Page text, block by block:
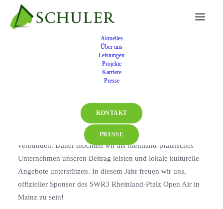
Aktuelles
Über uns
Leistungen
Projekte
Karriere
Presse
KONTAKT
PRESSE
Schuler sponsert das SWR3
Rheinland-Pfalz Open Air 2023
Seit über 50 Jahren liegt der Hauptsitz der Schuler Service
Group im Rhein-Main-Gebiet, in Klein-Winternheim bei
Mainz. Genauso lange fühlen wir uns mit der Region
verbunden. Daher möchten wir als rheinland-pfälzisches
Unternehmen unseren Beitrag leisten und lokale kulturelle
Angebote unterstützen. In diesem Jahr freuen wir uns,
offizieller Sponsor des SWR3 Rheinland-Pfalz Open Air in
Mainz zu sein!